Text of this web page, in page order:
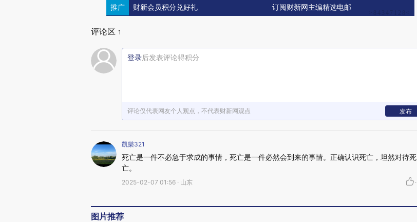
推广 财新会员积分兑好礼 订阅财新网主编精选电邮
评论区 1
登录后发表评论得积分
评论仅代表网友个人观点，不代表财新网观点 发布
凱樂321
死亡是一件不必急于求成的事情，死亡是一件必然会到来的事情。正确认识死亡，坦然对待死
亡。
2025-02-07 01:56 · 山东 ·
图片推荐